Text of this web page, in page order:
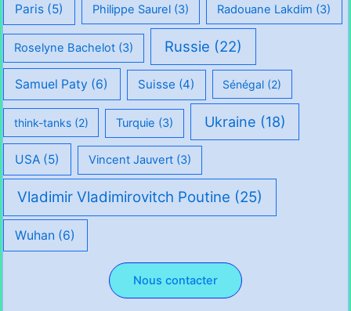
Paris(5) Philippe Saurel (3) Radouane Lakdim (3)
Roselyne Bachelot (3) Russie (22)
Samuel Paty (6) Suisse (4) Sénégal (2)
think-tanks(2) Turquie (3) Ukraine (18)
USA(5) Vincent Jauvert (3)
Vladimir Vladimirovitch Poutine (25)
Wuhan (6)
Nous contacter